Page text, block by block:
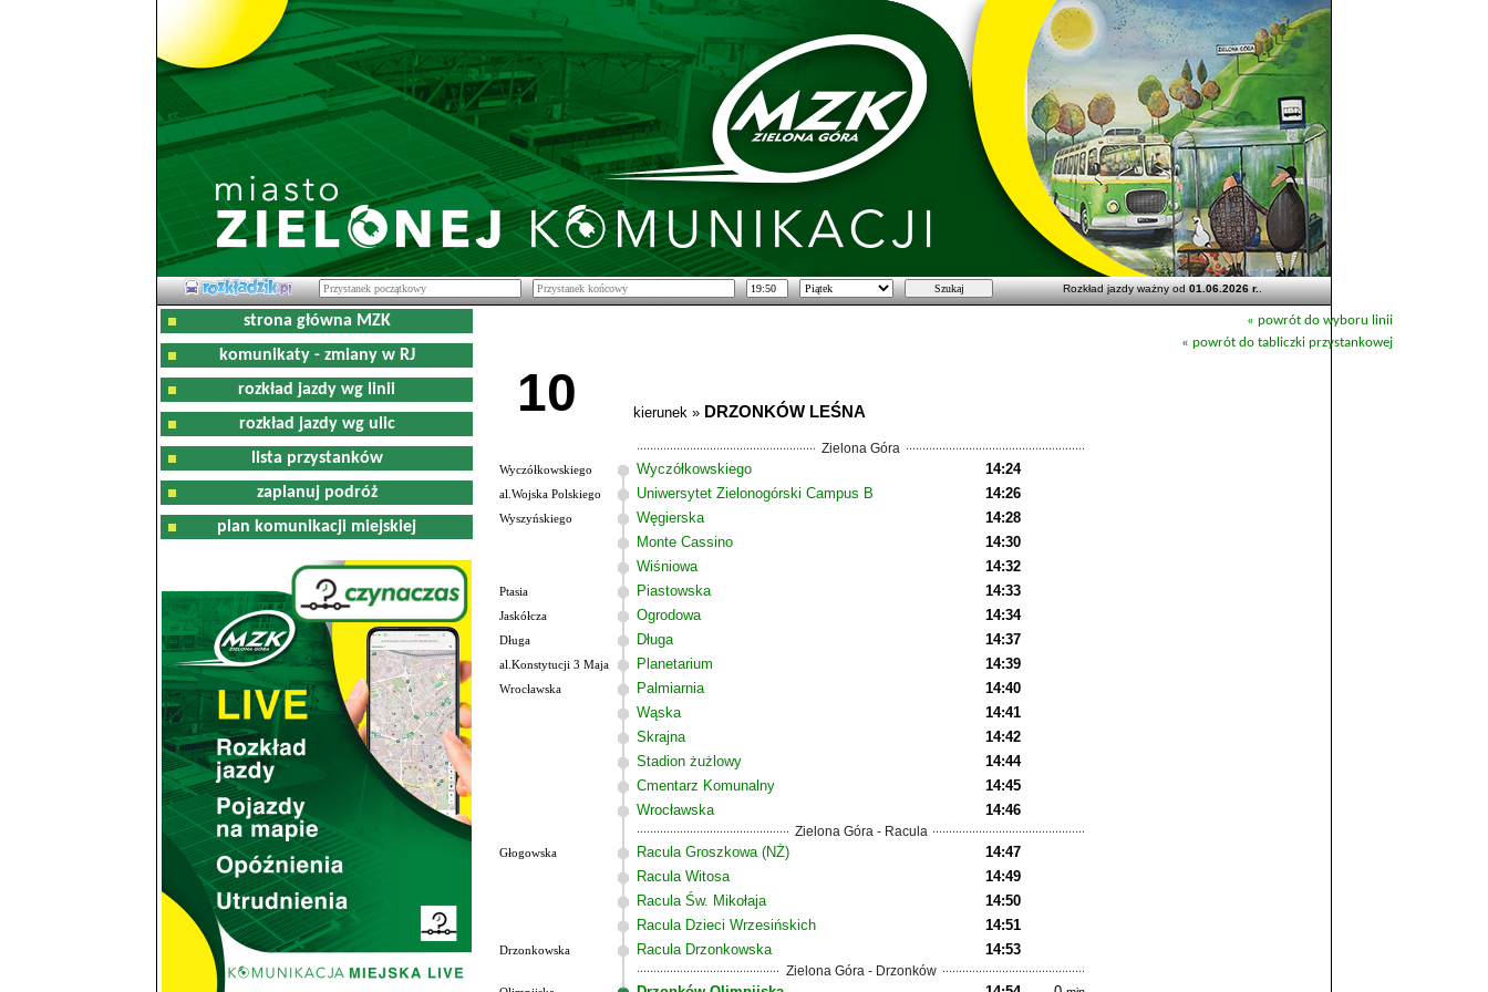
Rozkład jazdy ważny od01.06.2026 r..
strona główna MZK
komunikaty - zmiany w RJ
rozkład jazdy wg linii
rozkład jazdy wg ulic
lista przystanków
zaplanuj podróż
plan komunikacji miejskiej
« powrót do wyboru linii
« powrót do tabliczki przystankowej
10 kierunek » DRZONKÓW LEŚNA
Zielona Góra
Wyczółkowskiego Wyczółkowskiego 14:24
al.Wojska Polskiego Uniwersytet Zielonogórski Campus B 14:26
Wyszyńskiego Węgierska
14:28
Monte Cassino
14:30
Wiśniowa
14:32
Ptasia Piastowska 14:33
Jaskółcza Ogrodowa 14:34
Długa Długa 14:37
al.Konstytucji 3 Maja Planetarium 14:39
Wrocławska Palmiarnia
14:40
Wąska
14:41
Skrajna
14:42
Stadion żużlowy
14:44
Cmentarz Komunalny
14:45
Wrocławska
14:46
Zielona Góra - Racula
Głogowska Racula Groszkowa (NŻ)
14:47
Racula Witosa
14:49
Racula Św. Mikołaja
14:50
Racula Dzieci Wrzesińskich
14:51
Drzonkowska Racula Drzonkowska 14:53
Zielona Góra - Drzonków